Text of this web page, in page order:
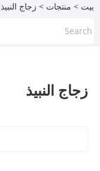
بيت > منتجات > زجاج النبيذ
زجاج النبيذ